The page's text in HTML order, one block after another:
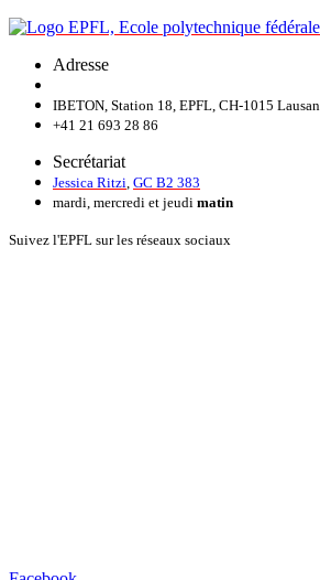
Adresse
IBETON, Station 18, EPFL, CH-1015
+41 21 693 28 86
Secrétariat
Jessica Ritzi GC B2 383
mardi, mercredi et jeudi matin
Suivez l'EPFL sur les réseaux sociaux